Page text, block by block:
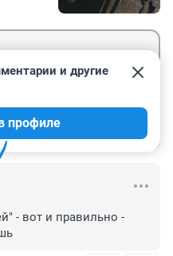
и другие
профиле
- вот и правильно -